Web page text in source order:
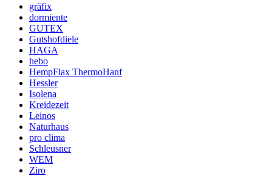
gräfix
dormiente
GUTEX
Gutshofdiele
HAGA
hebo
HempFlax ThermoHanf
Hessler
Isolena
Kreidezeit
Leinos
Naturhaus
pro clima
Schleusner
WEM
Ziro